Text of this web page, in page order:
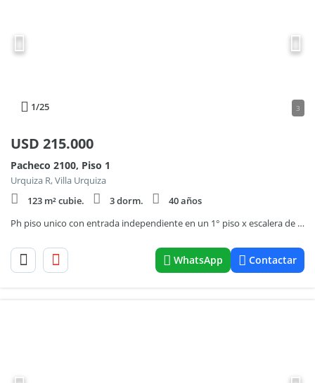
1/25 3
USD 215.000
Pacheco 2100, Piso 1
Urquiza R, Villa Urquiza
123 m² cubie.
3 dorm.
40 años
Ph piso unico con entrada independiente en un 1° piso x escalera de 4 ambientes con terraza
WhatsApp Contactar